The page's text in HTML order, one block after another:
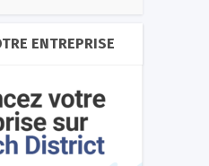
ENTREPRISE